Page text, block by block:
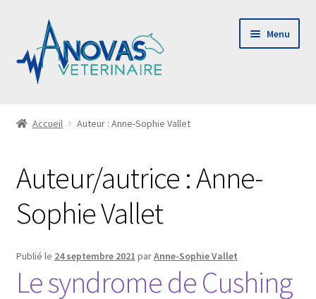
la
navigation
contenu
Menu
Payer ma facture
Accueil Auteur : Anne-Sophie Vallet
Auteur/autrice :Anne-
Sophie Vallet
Publié le 24 septembre 2021 parAnne-Sophie Vallet
Le syndrome de Cushing